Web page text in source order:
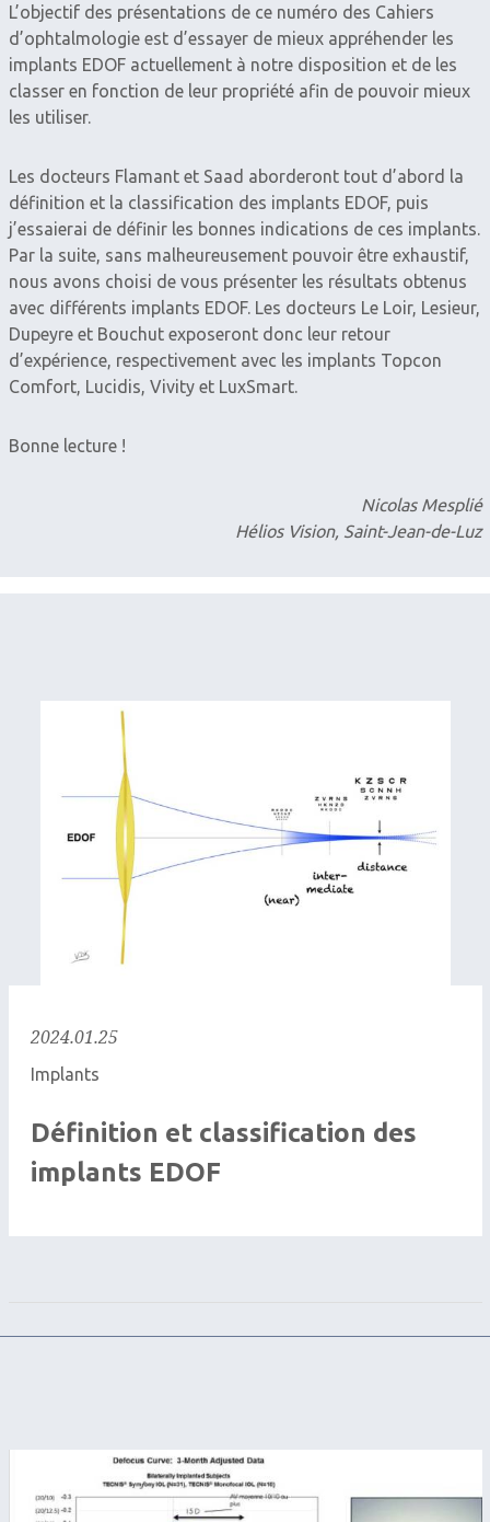
L’objectif des présentations de ce numéro des Cahiers
d’ophtalmologie est d’essayer de mieux appréhender les
implants EDOF actuellement à notre disposition et de les
classer en fonction de leur propriété afin de pouvoir mieux
les utiliser.
Les docteurs Flamant et Saad aborderont tout d’abord la
définition et la classification des implants EDOF, puis
j’essaierai de définir les bonnes indications de ces implants.
Par la suite, sans malheureusement pouvoir être exhaustif,
nous avons choisi de vous présenter les résultats obtenus
avec différents implants EDOF. Les docteurs Le Loir, Lesieur,
Dupeyre et Bouchut exposeront donc leur retour
d’expérience, respectivement avec les implants Topcon
Comfort, Lucidis, Vivity et LuxSmart.
Bonne lecture !
Nicolas Mesplié
Hélios Vision, Saint-Jean-de-Luz
2024.01.25
Implants
Définition et classification des
implants EDOF